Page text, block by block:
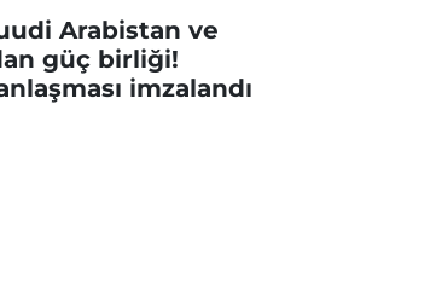
Arabistan ve
güç birliği!
imzalandı